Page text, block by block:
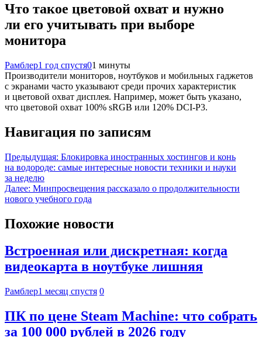
Что такое цветовой охват и нужно
ли его учитывать при выборе
монитора
Рамблер1 год спустя01 минуты
Производители мониторов, ноутбуков и мобильных гаджетов
с экранами часто указывают среди прочих характеристик
и цветовой охват дисплея. Например, может быть указано,
что цветовой охват 100% sRGB или 120% DCI-P3.
Навигация по записям
Предыдущая: Блокировка иностранных хостингов и конь
на водороде: самые интересные новости техники и науки
за неделю
Далее: Минпросвещения рассказало о продолжительности
нового учебного года
Похожие новости
Встроенная или дискретная: когда
видеокарта в ноутбуке лишняя
Рамблер1 месяц спустя 0
ПК по цене Steam Machine: что собрать
за 100 000 рублей в 2026 году